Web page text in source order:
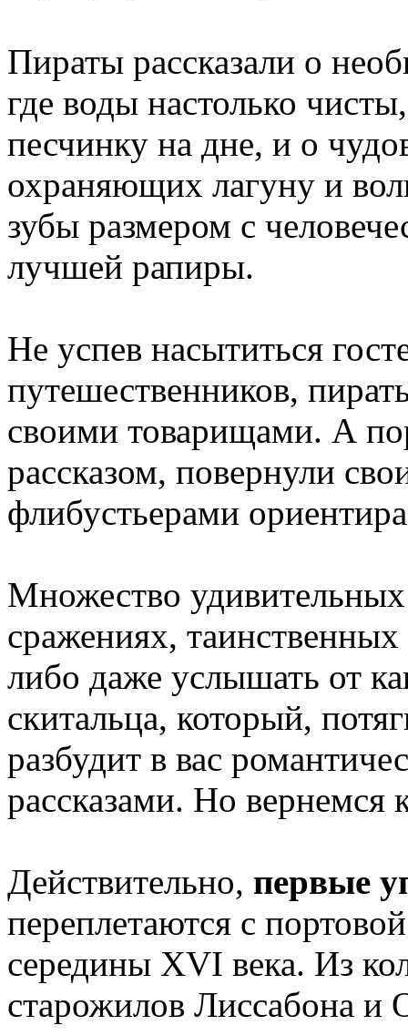
Пираты рассказали о
где воды настолько
песчинку на дне, и о
охраняющих лагуну и
зубы размером с
лучшей рапиры.
Не успев насытиться
путешественников,
своими товарищами. А
рассказом, повернули
флибустьерами
Множество
сражениях,
либо даже услышать от
скитальца, который,
разбудит в вас
рассказами. Но вернемся
Действительно, первые
переплетаются с
середины XVI века. Из
старожилов Лиссабона и